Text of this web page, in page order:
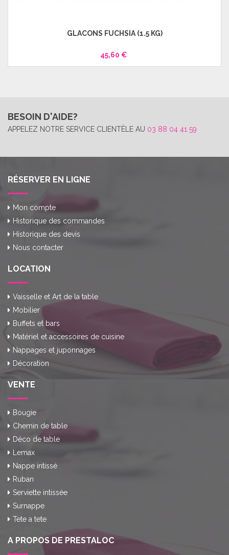
GLACONS FUCHSIA (1.5 KG)
45,60 €
BESOIN D'AIDE?
APPELEZ NOTRE SERVICE CLIENTÈLE AU 03 88 04 41 59
RÉSERVER EN LIGNE
Mon compte
Historique des commandes
Historique des devis
Nous contacter
LOCATION
Vaisselle et Art de la table
Mobilier
Buffets et bars
Matériel et accessoires de cuisine
Nappages et juponnages
Décoration
VENTE
Bougie
Chemin de table
Déco de table
Lemax
Nappe intissé
Ruban
Serviette intissée
Surnappe
Tete a tete
A PROPOS DE PRESTALOC